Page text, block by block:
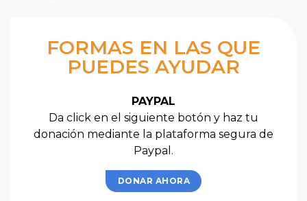
FORMAS EN LAS QUE
PUEDES AYUDAR
PAYPAL
Da click en el siguiente botón y haz tu
donación mediante la plataforma segura de
Paypal.
DONAR AHORA